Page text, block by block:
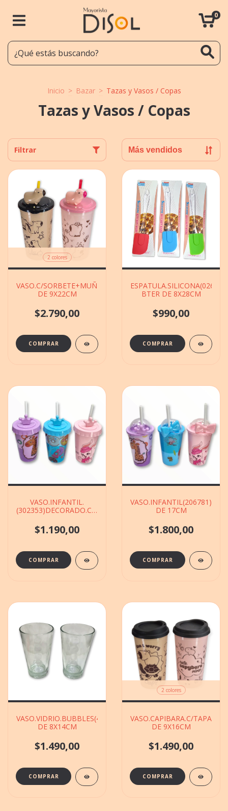
0
Inicio > Bazar > Tazas y Vasos / Copas
Tazas y Vasos / Copas
Filtrar
2 colores
VASO.C/SORBETE+MUÑECO(500205)CAPIBARA.VS.COLORES
DE 9X22CM
$2.790,00
COMPRAR
BTER DE 8X28CM
$990,00
VASO.INFANTIL.
(302353)DECORADO.CON.SORVETE
$1.190,00
DE 17CM
$1.800,00
VASO.VIDRIO.BUBBLES(410677)DURAX
DE 8X14CM
$1.490,00
2 colores
VASO.CAPIBARA.C/
DE 9X16CM
$1.490,00
COMPRAR